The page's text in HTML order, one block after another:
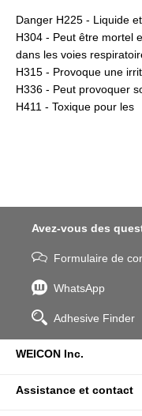
Danger H225 - Liquide
H304 - Peut être mortel
dans les voies
H315 - Provoque une
H336 - Peut provoquer
H411 - Toxique pour les
Avez-vous des
Formulaire de
WhatsApp
Adhesive Finder
WEICON Inc.
Assistance et contact